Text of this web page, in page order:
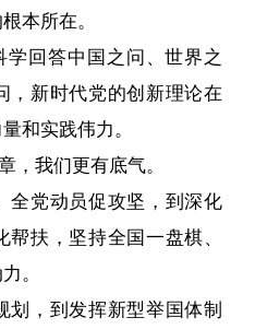
本所在。
回答中国之问、世界之
，新时代党的创新理论在
和实践伟力。
我们更有底气。
党动员促攻坚，到深化
扶，坚持全国一盘棋、
。
，到发挥新型举国体制